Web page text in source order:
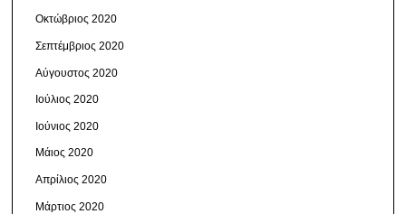
Οκτώβριος 2020
Σεπτέμβριος 2020
Αύγουστος 2020
Ιούλιος 2020
Ιούνιος 2020
Μάιος 2020
Απρίλιος 2020
Μάρτιος 2020